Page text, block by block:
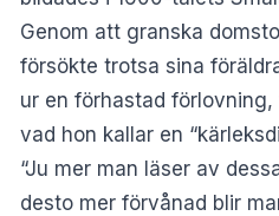
Genom att granska
försökte trotsa sina
ur en förhastad
vad hon kallar en
“Ju mer man läser av
desto mer förvånad blir